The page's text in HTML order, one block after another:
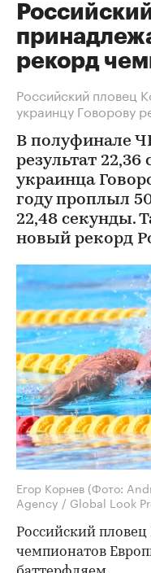
рекорд
Российский пловец
украинцу Говорову
В полуфинале
результат
украинца
году проплыл
22,48 секунды.
новый рекорд
Егор Корнев (Фото:
Agency / Global Look
Российский
чемпионатов